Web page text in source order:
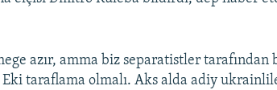
azır, amma biz separatistler tarafından
taraflama olmalı. Aks alda adiy